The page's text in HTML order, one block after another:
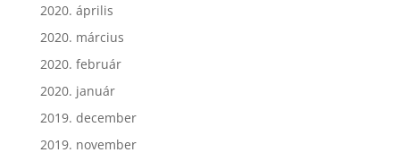
2020. április
2020. március
2020. február
2020. január
2019. december
2019. november